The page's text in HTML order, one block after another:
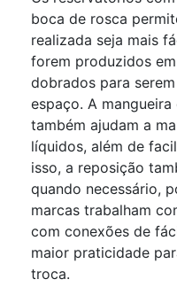
boca de rosca
realizada seja mais
forem produzidos
dobrados para
espaço. A
também ajudam a
líquidos, além de
isso, a reposição
quando necessário,
marcas trabalham
com conexões de
maior praticidade
troca.